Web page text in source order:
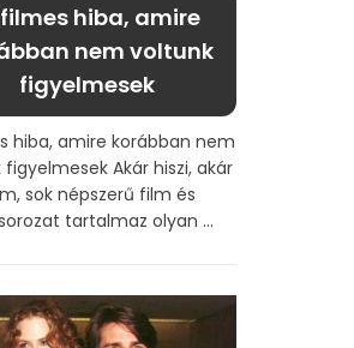
filmes hiba, amire
nem voltunk
figyelmesek
hiba, amire korábban nem
Akár hiszi, akár
sok népszerű film és
tartalmaz olyan ...